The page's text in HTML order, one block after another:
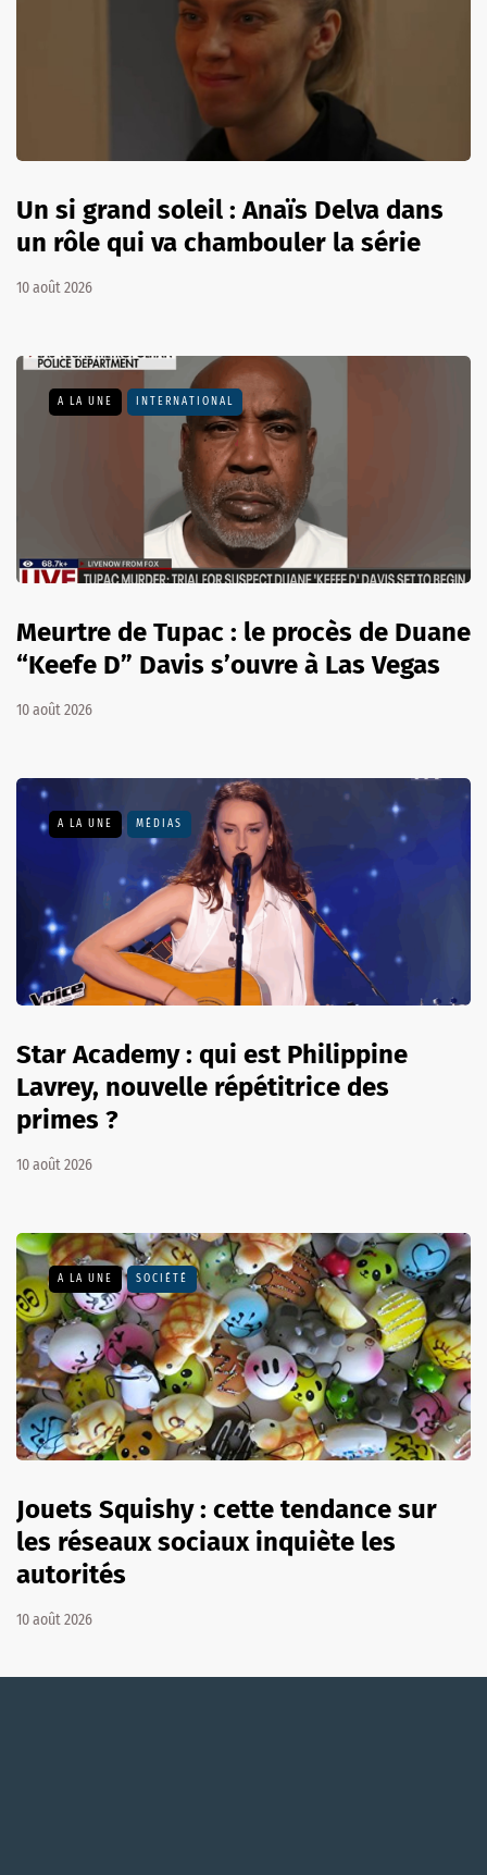
Un si grand soleil : Anaïs Delva dans
un rôle qui va chambouler la série
10 août 2026
A LA UNE INTERNATIONAL
Meurtre de Tupac : le procès de Duane
“Keefe D” Davis s’ouvre à Las Vegas
10 août 2026
A LA UNE MÉDIAS
Star Academy : qui est Philippine
Lavrey, nouvelle répétitrice des
primes ?
10 août 2026
A LA UNE SOCIÉTÉ
Jouets Squishy : cette tendance sur
les réseaux sociaux inquiète les
autorités
10 août 2026